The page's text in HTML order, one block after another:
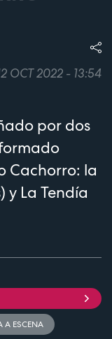
OCT 2022 - 13:54
por dos
Cachorro: la
y La Tendía
A ESCENA